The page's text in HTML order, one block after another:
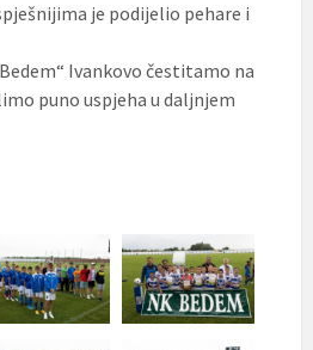
je podijelio pehare i
Ivankovo čestitamo na
puno uspjeha u daljnjem